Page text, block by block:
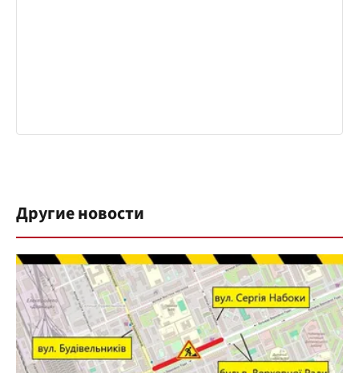
Другие новости